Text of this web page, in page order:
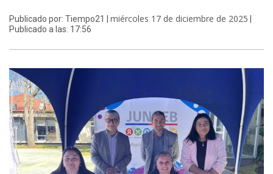
Publicado por: Tiempo21 | miércoles 17 de diciembre de 2025
Publicado a las: 17:56